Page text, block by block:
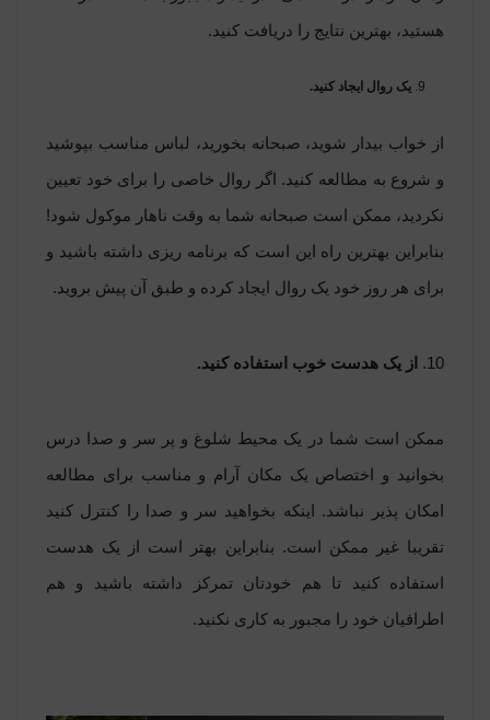
هستید، بهترین نتایج را دریافت کنید.
یک روال ایجاد کنید.
از خواب بیدار شوید، صبحانه بخورید، لباس مناسب بپوشید
و شروع به مطالعه کنید. اگر روال خاصی را برای خود تعیین
نکردید، ممکن است صبحانه شما به وقت ناهار موکول شود!
بنابراین بهترین راه این است که برنامه ریزی داشته باشید و
برای هر روز خود یک روال ایجاد کرده و طبق آن پیش بروید.
10. از یک هدست خوب استفاده کنید.
ممکن است شما در یک محیط شلوغ و پر سر و صدا درس
بخوانید و اختصاص یک مکان آرام و مناسب برای مطالعه
امکان پذیر نباشد. اینکه بخواهید سر و صدا را کنترل کنید
تقریبا غیر ممکن است. بنابراین بهتر است از یک هدست
استفاده کنید تا هم خودتان تمرکز داشته باشید و هم
اطرافیان خود را مجبور به کاری نکنید.